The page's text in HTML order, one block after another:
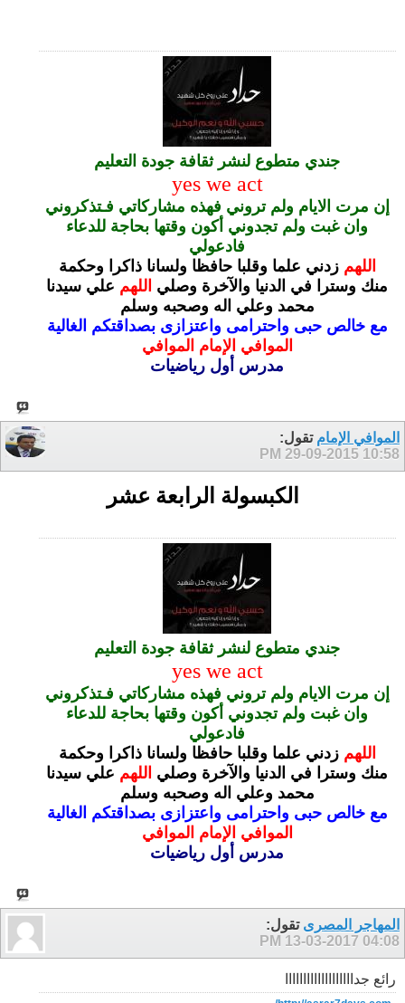
جندي متطوع لنشر ثقافة جودة التعليم
yes we act
إن مرت الايام ولم تروني فهذه مشاركاتي فـتذكروني
وان غبت ولم تجدوني أكون وقتها بحاجة للدعاء
فادعولي
اللهم زدني علما وقلبا حافظا ولسانا ذاكرا وحكمة
منك وسترا في الدنيا والآخرة وصلي اللهم علي سيدنا
محمد وعلي اله وصحبه وسلم
مع خالص حبى واحترامى واعتزازى بصداقتكم الغالية
الموافي الإمام الموافي
مدرس أول رياضيات
الموافي الإمام تقول:
29-09-2015 10:58 PM
الكبسولة الرابعة عشر
جندي متطوع لنشر ثقافة جودة التعليم
yes we act
إن مرت الايام ولم تروني فهذه مشاركاتي فـتذكروني
وان غبت ولم تجدوني أكون وقتها بحاجة للدعاء
فادعولي
اللهم زدني علما وقلبا حافظا ولسانا ذاكرا وحكمة
منك وسترا في الدنيا والآخرة وصلي اللهم علي سيدنا
محمد وعلي اله وصحبه وسلم
مع خالص حبى واحترامى واعتزازى بصداقتكم الغالية
الموافي الإمام الموافي
مدرس أول رياضيات
المهاجر المصرى تقول:
13-03-2017 04:08 PM
رائع جدااااااااااااااااااا